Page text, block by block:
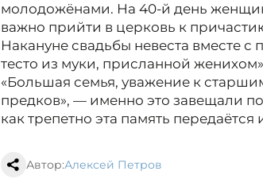
молодожёнами. На 40-й день
важно прийти в церковь к
Накануне свадьбы невеста вместе
тесто из муки, присланной
«Большая семья, уважение к
предков», — именно это завещали
как трепетно эта память
Автор:Алексей Петров